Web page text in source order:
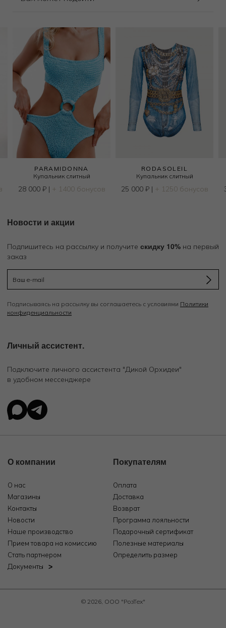
PARAMIDONNA
Купальник слитный
28 000 ₽| + 1400 бонусов
RODASOLEIL
Купальник слитный
25 000 ₽| + 1250 бонусов
Новости и акции
Подпишитесь на рассылку и получите скидку 10% на первый
заказ
Подписываясь на рассылку вы соглашаетесь с условиями Политики
конфиденциальности
Личный ассистент.
Подключите личного ассистента "Дикой Орхидеи"
в удобном мессенджере
О компании
О нас
Магазины
Контакты
Новости
Наше производство
Прием товара на комиссию
Стать партнером
Документы
Покупателям
Оплата
Доставка
Возврат
Программа лояльности
Подарочный сертификат
Полезные материалы
Определить размер
© 2026, ООО "РозТех"